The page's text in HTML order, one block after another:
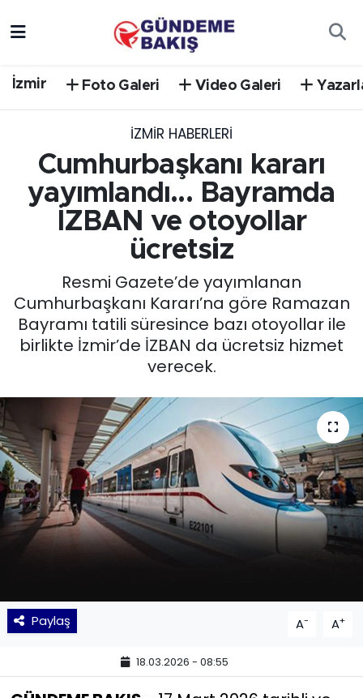
İzmir Foto Galeri Video Galeri
İZMIR HABERLERI
Cumhurbaşkanı kararı
yayımlandı... Bayramda
İZBAN ve otoyollar
ücretsiz
Resmi Gazete’de yayımlanan
Cumhurbaşkanı Kararı’na göre Ramazan
Bayramı tatili süresince bazı otoyollar ile
birlikte İzmir’de İZBAN da ücretsiz hizmet
verecek.
Paylaş A- A+
18.03.2026 - 08:55
EGE
EĞİTİM
English News
GÜNCEL
KÜLTÜR SANAT
MAGAZİN
POLİTİKA
SAĞLIK
SPOR
Yaşam
Trafik Durumu
Süper Lig Puan Durumu ve Fikstür
Tüm Manşetler
Haber Arşivi